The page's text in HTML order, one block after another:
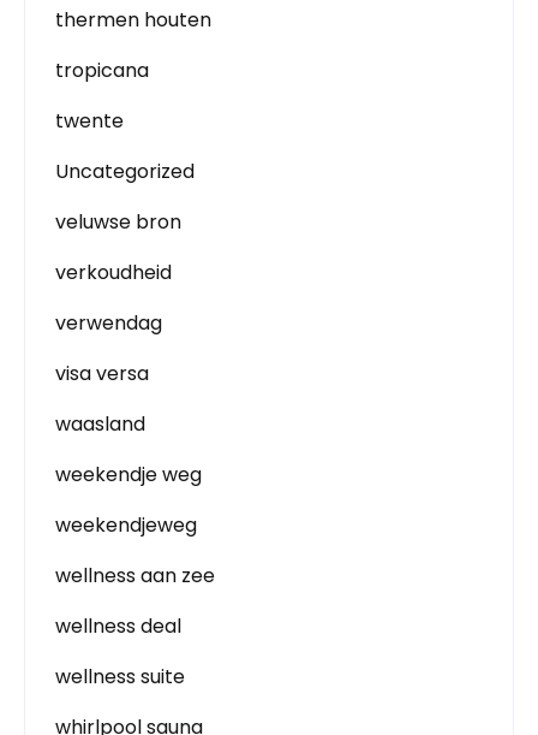
thermen houten
tropicana
twente
Uncategorized
veluwse bron
verkoudheid
verwendag
visa versa
waasland
weekendje weg
weekendjeweg
wellness aan zee
wellness deal
wellness suite
whirlpool sauna